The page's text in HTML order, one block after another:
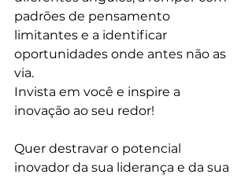
padrões de pensamento
limitantes e a identificar
oportunidades onde antes não as
via.
Invista em você e inspire a
inovação ao seu redor!
Quer destravar o potencial
inovador da sua liderança e da sua